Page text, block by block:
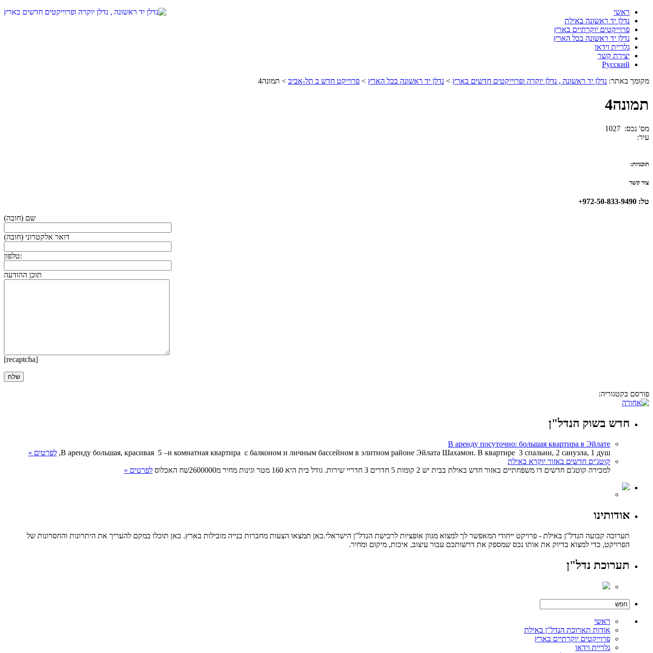
ראשי
נדלן יד ראשונה באילת
פרוייקטים יוקרתיים בארץ
נדלן יד ראשונה בכל הארץ
גלריית וידאו
יצירת קשר
Русский
מקומך באתר: נדלן יד ראשונה , נדלן יוקרה ופרוייקטים חדשים בארץ > נדלן יד ראשונה בכל הארץ > פרוייקט חדש ב תל-אביב > תמונה4
תמונה4
מס' נכס: 1027
עיר:
תוכניות:
צור קשר
טל: 972-50-833-9490+
שם (חובה)
דואר אלקטרוני (חובה)
טלפון:
תוכן ההודעה
[recaptcha]
פורסם בקטגוריה:
חדש בשוק הנדל"ן
В аренду посуточно: большая квартира в Эйлате
В аренду большая, красивая 5 –и комнатная квартира с балконом и личным бассейном в элитном районе Эйлата Шахамон. В квартире 3 спальни, 2 санузла, 1 душ, לפרטים »
קוטג'ים חדשים באזור יוקרא באילת
למכירה קוטג'ם חדשים דו משפחתיים באזור חדש באילת בבית יש 2 קומות 5 חדרים 3 חדריי שירות. גודל בית היא 160 מטר וגינות מחיר מ2600000שח האכלוס
לפרטים »
אודותינו
תערוכה קבועה הנדל"ן באילת - פרויקט ייחודי המאפשר לך למצוא מגוון אופציות לרכישת הנדל"ן הישראלי.כאן תמצאו הצעות מחברות בנייה מובילות בארץ. כאן תוכלו במקם להעריך את היתרונות והחסרונות של
הפרויקט, כדי למצוא בדיוק את אותו נכס שמספק את דרשותכם עבור עיצוב, איכות, מיקום ומחיר.
תערוכת נדל"ן
ראשי
אודות תארוכת הנדל"ן באילת
פרוייקטים יוקרתיים בארץ
גלריית וידאו